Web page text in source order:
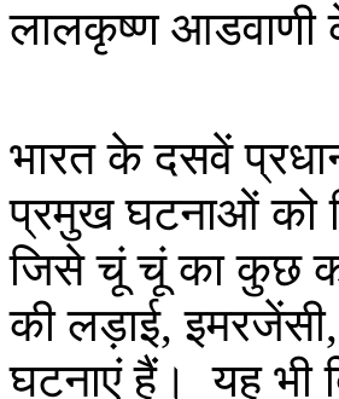
लालकृष्ण
भारत के दसवें
प्रमुख घटनाओं को
जिसे चूं चूं का कुछ
की लड़ाई,
घटनाएं हैं। यह भी